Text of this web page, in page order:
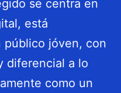
se centra en
está
público jóven, con
diferencial a lo
como un